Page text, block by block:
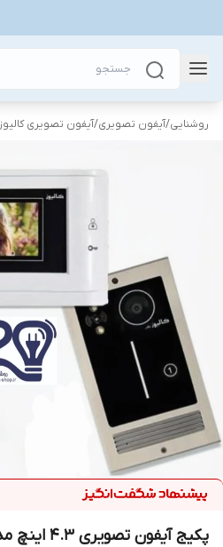
روشنایی/آیفون تصویری/آیفون تصویری کالیوز
پکیج آیفون تصویری 4.3 اینچ مدل بهار B 41 کالیوز